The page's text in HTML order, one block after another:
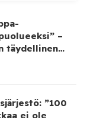
Evo1 ja Evo2
Tutkijat
ja
–
täydellinen
”100
ei ole